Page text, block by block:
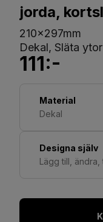
jorda,
210x297mm
Dekal, Släta ytor
111:-
Material
Dekal
Designa själv
Lägg till,